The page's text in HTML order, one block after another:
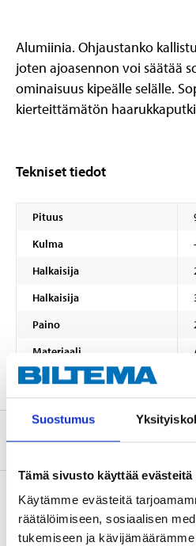
Suostumus
Tämä sivusto käyttää evästeitä
Käytämme evästeitä
räätälöimiseen, sosiaalisen
tukemiseen ja
Alumiinia. Ohjaustanko
joten ajoasennon voi säätää
ominaisuus kipeälle selälle.
kierteittämätön
Tekniset tiedot
Pituus
Kulma
Halkaisija
Halkaisija
Paino
Materiaali
Tietoa valmistajasta
Osta &